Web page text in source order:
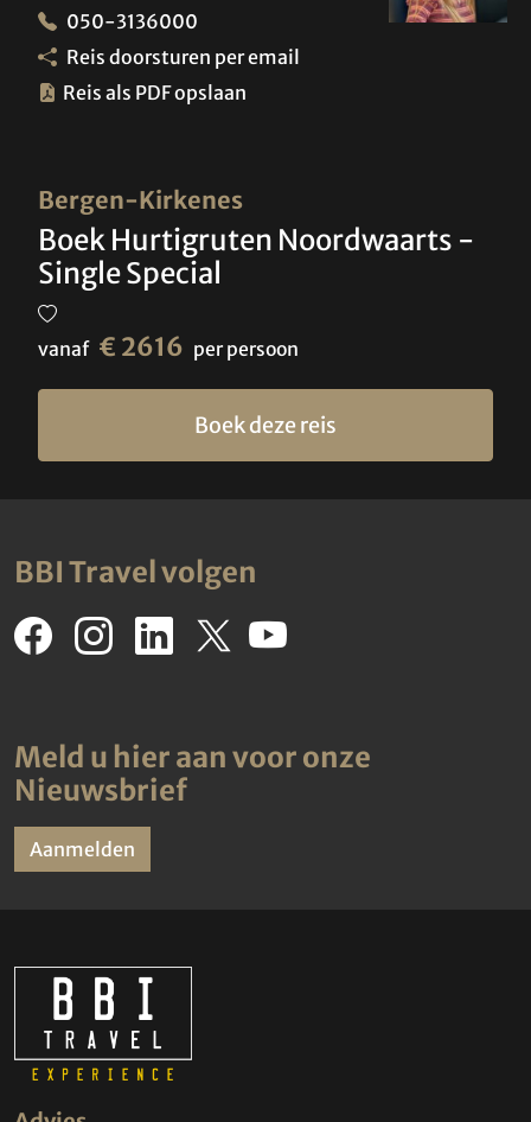
Bergen-Kirkenes
Boek Hurtigruten Noordwaarts -
Single Special
vanaf € 2616 per persoon
Boek deze reis
050-3136000
Reis doorsturen per email
Reis als PDF opslaan
BBI Travel volgen
Meld u hier aan voor onze
Nieuwsbrief
Aanmelden